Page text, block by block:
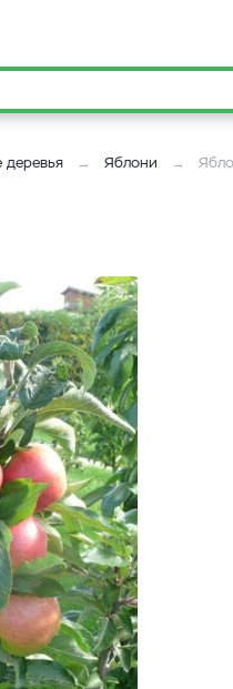
деревья Яблони